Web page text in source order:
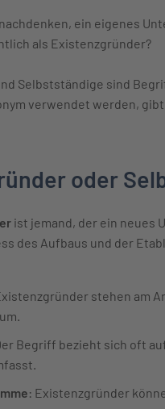
ein eigenes
als Existenzgründer?
Selbstständige sind
verwendet werden,
oder
ist jemand, der ein neues
des Aufbaus und der
stehen am
Begriff bezieht sich oft
: Existenzgründer